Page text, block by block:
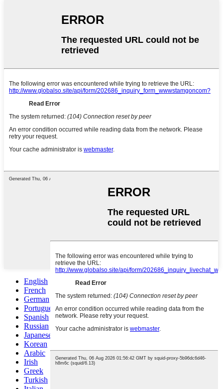
English
French
German
Portuguese
Spanish
Russian
Japanese
Korean
Arabic
Irish
Greek
Turkish